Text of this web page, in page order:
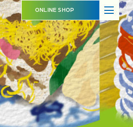
ONLINE SHOP
SHOP OVERVIEW
ショップ概要
LATEST EVENTS
イベント情報
CONTACT
お問い合わせ